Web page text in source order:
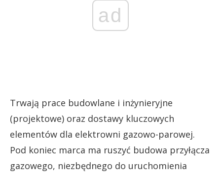
ad
Trwają prace budowlane i inżynieryjne
(projektowe) oraz dostawy kluczowych
elementów dla elektrowni gazowo-parowej.
Pod koniec marca ma ruszyć budowa przyłącza
gazowego, niezbędnego do uruchomienia